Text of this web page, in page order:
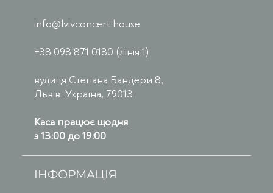
info@lvivconcert.house
+38 098 871 0180 (лінія 1)
вулиця Степана Бандери 8,
Львів, Україна, 79013
Каса працює щодня
з 13:00 до 19:00
ІНФОРМАЦІЯ